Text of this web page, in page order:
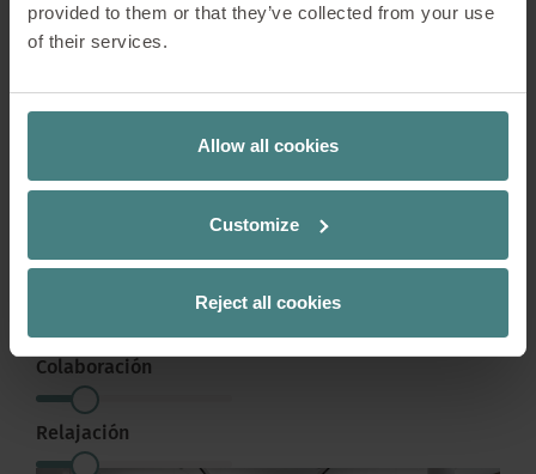
provided to them or that they’ve collected from your use
of their services.
Allow all cookies
Customize
Reject all cookies
En las zonas intermedias también encuentra sitio
Colaboración
Relajación